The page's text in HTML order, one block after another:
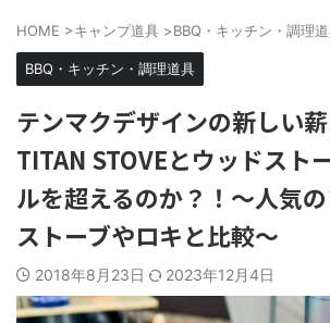
HOME >キャンプ道具 >BBQ・キッチン・調理
BBQ・キッチン・調理道具
テンマクデザインの新しい
TITAN STOVEとウッドスト
ルを超えるのか？！～人気
ストーブやロキと比較～
2018年8月23日 2023年12月4日